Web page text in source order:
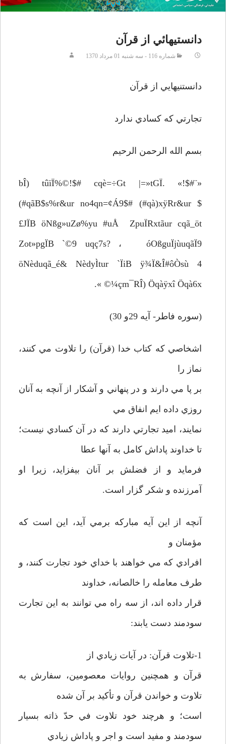
دانستيهائي از قرآن
شماره 116 - سه شنبه 01 مرداد 1370
دانستنيهايي از قرآن
تجارتي که کسادي ندارد
بسم الله الرحمن الرحيم
«¨bÎ) tûïÏ%©!$# cqè=÷Gt |=»tGÏ. «!$#
(#qãB$s%r&ur no4qn=¢Á9$# (#qà)xÿRr&ur $
£JÏB öNßg»uZø%yu #uÅ ZpuÏRxtãur cqã_öt
Zot»pgÏB `©9 uqç7s? ، óOßguÏjùuqãÏ9
öNèduqã_é& NèdyÌtur `ÏiB ÿ¾Ï&Î#ôÒsù 4
¼çm¯RÎ) Öqàÿxî Öqà6x© ».
(سوره فاطر- آيه 29و 30)
اشخاصي که کتاب خدا (قرآن) را تلاوت مي کنند،
نماز را
بر پا مي دارند و در پنهاني و آشکار از آنچه به آنان
روزي داده ايم انفاق مي
نمايند، اميد تجارتي دارند که در آن کسادي نيست؛
تا خداوند پاداش کامل به آنها عطا
فرمايد و از فضلش بر آنان بيفزايد، زيرا او
آمرزنده و شکر گزار است.
آنچه از اين آيه مبارکه برمي آيد، اين است که
مؤمنان و
افرادي که مي خواهند با خداي خود تجارت کنند، و
طرف معامله را خالصانه، خداوند
قرار داده اند، از سه راه مي توانند به اين تجارت
سودمند دست يابند:
1-تلاوت قرآن: در آيات زيادي از
قرآن و همچنين روايات معصومين، سفارش به
تلاوت و خواندن قرآن و تأکيد بر آن شده
است؛ و هرچند خود تلاوت في حدّ ذاته بسيار
سودمند و مفيد است و اجر و پاداش زيادي